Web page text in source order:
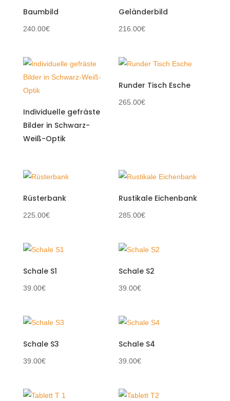
Baumbild
240.00€
Geländerbild
216.00€
Individuelle gefräste
Bilder in Schwarz-
Weiß-Optik
Runder Tisch Esche
265.00€
Rüsterbank
225.00€
Rustikale Eichenbank
285.00€
Schale S1
39.00€
Schale S2
39.00€
Schale S3
39.00€
Schale S4
39.00€